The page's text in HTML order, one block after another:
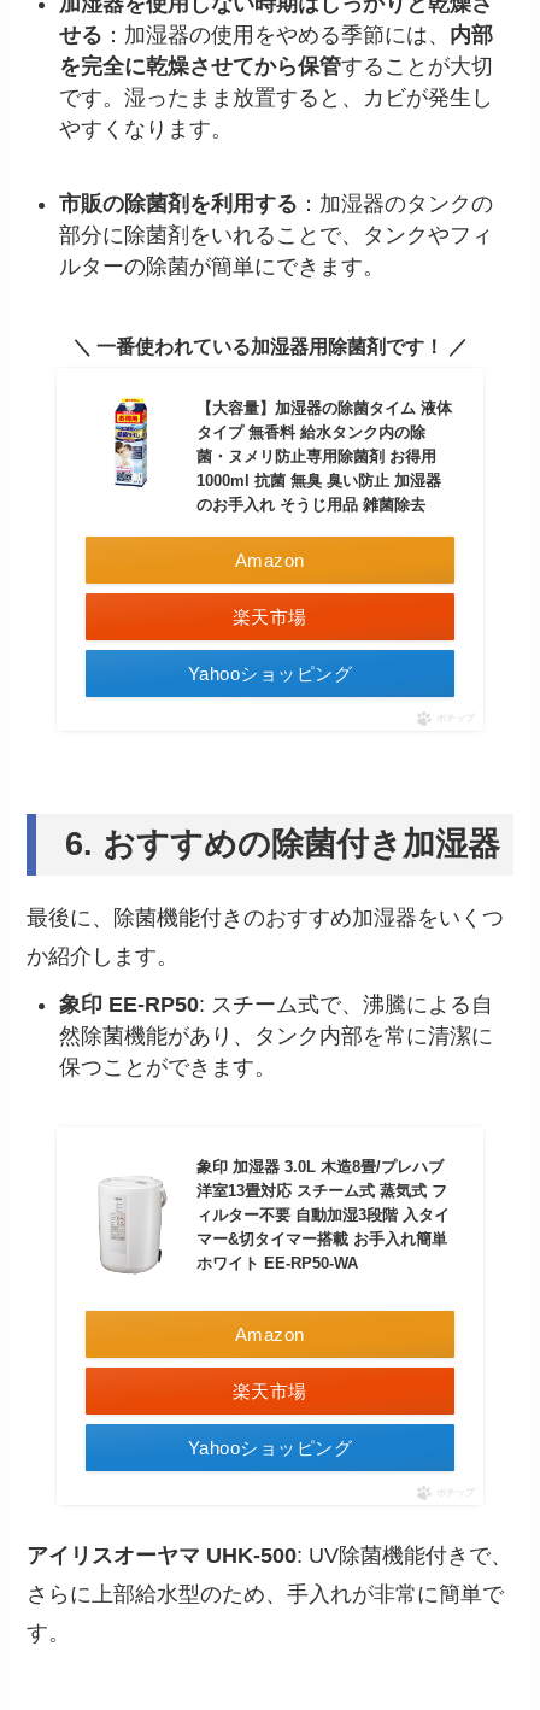
せる ：加湿器の使用をやめる季節には、 内部
を完全に乾燥させてから保管することが大切
です。湿ったまま放置すると、カビが発生し
やすくなります。
市販の除菌剤を利用する ：加湿器のタンクの
部分に除菌剤をいれることで、タンクやフィ
ルターの除菌が簡単にできます。
＼ 一番使われている加湿器用除菌剤です！ ／
【大容量】加湿器の除菌タイム 液体
タイプ 無香料 給水タンク内の除
菌・ヌメリ防止専用除菌剤 お得用
1000ml 抗菌 無臭 臭い防止 加湿器
のお手入れ そうじ用品 雑菌除去
Amazon
楽天市場
Yahooショッピング
ポチップ
6. おすすめの除菌付き加湿器
最後に、除菌機能付きのおすすめ加湿器をいくつ
か紹介します。
象印 EE-RP50: スチーム式で、沸騰による自
然除菌機能があり、タンク内部を常に清潔に
保つことができます​。
象印 加湿器 3.0L 木造8畳/プレハブ
洋室13畳対応 スチーム式 蒸気式 フ
ィルター不要 自動加湿3段階 入タイ
マー&切タイマー搭載 お手入れ簡単
ホワイト EE-RP50-WA
Amazon
楽天市場
Yahooショッピング
ポチップ
アイリスオーヤマ UHK-500: UV除菌機能付きで、
さらに上部給水型のため、手入れが非常に簡単で
す​。